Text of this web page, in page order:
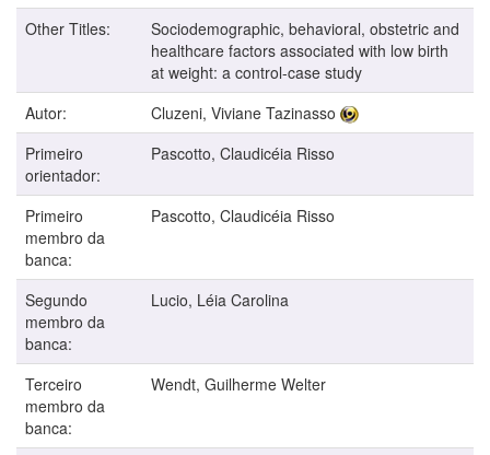
Other Titles:
Sociodemographic, behavioral, obstetric and
healthcare factors associated with low birth
at weight: a control-case study
Autor:
Cluzeni, Viviane Tazinasso
Primeiro
orientador:
Pascotto, Claudicéia Risso
Primeiro
membro da
banca:
Pascotto, Claudicéia Risso
Segundo
membro da
banca:
Lucio, Léia Carolina
Terceiro
membro da
banca:
Wendt, Guilherme Welter